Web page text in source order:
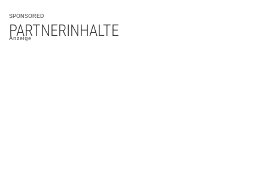
SPONSORED
PARTNERINHALTE
Anzeige